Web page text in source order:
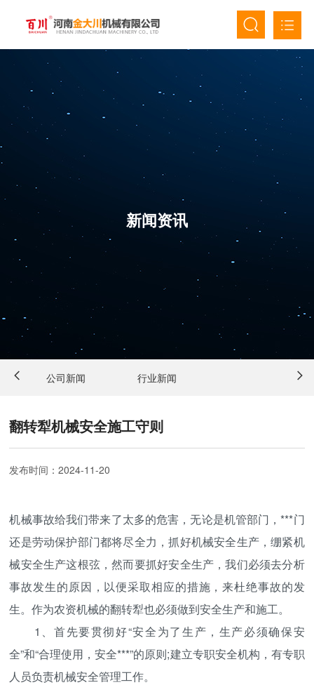
关于我们
产品中心
联系我们 新闻资讯
公司新闻 行业新闻
翻转犁机械安全施工守则
发布时间：2024-11-20
机械事故给我们带来了太多的危害，无论是机管部门，***门
还是劳动保护部门都将尽全力，抓好机械安全生产，绷紧机
械安全生产这根弦，然而要抓好安全生产，我们必须去分析
事故发生的原因，以便采取相应的措施，来杜绝事故的发
生。作为农资机械的翻转犁也必须做到安全生产和施工。
1、首先要贯彻好“安全为了生产，生产必须确保安
全”和“合理使用，安全***”的原则;建立专职安全机构，有专职
人员负责机械安全管理工作。